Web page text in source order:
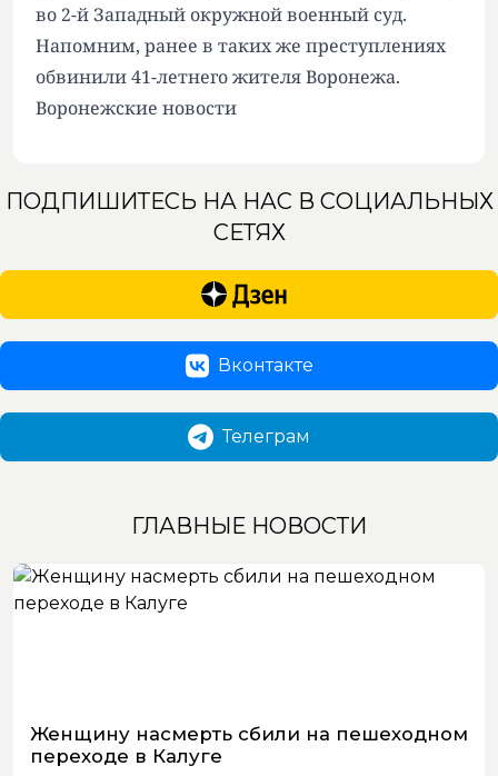
во 2-й Западный окружной военный суд.
Напомним, ранее в таких же преступлениях
обвинили41-летнего жителя Воронежа.
Воронежские новости
ПОДПИШИТЕСЬ НА НАС В СОЦИАЛЬНЫХ
СЕТЯХ
Вконтакте
Телеграм
ГЛАВНЫЕ НОВОСТИ
Женщину насмерть сбили на пешеходном
переходе в Калуге